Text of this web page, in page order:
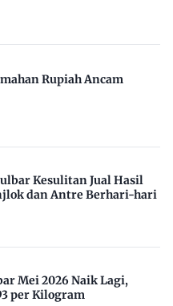
Rupiah Ancam
Kesulitan Jual Hasil
dan Antre Berhari-hari
Mei 2026 Naik Lagi,
per Kilogram